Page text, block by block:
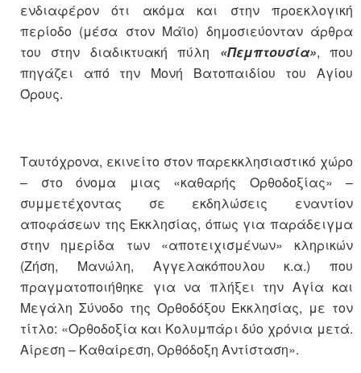
ενδιαφέρον ότι ακόμα και στην προεκλογική
περίοδο (μέσα στον Μάϊο) δημοσιεύονταν άρθρα
του στην διαδικτυακή πύλη «Πεμπτουσία», που
πηγάζει από την Μονή Βατοπαιδίου του Αγίου
Όρους.
Ταυτόχρονα, εκινείτο στον παρεκκλησιαστικό χώρο
– στο όνομα μιας «καθαρής Ορθοδοξίας» –
συμμετέχοντας σε εκδηλώσεις εναντίον
αποφάσεων της Εκκλησίας, όπως για παράδειγμα
στην ημερίδα των «αποτειχισμένων» κληρικών
(Ζήση, Μανώλη, Αγγελακόπουλου κ.α.) που
πραγματοποιήθηκε για να πλήξει την Αγία και
Μεγάλη Σύνοδο της Ορθοδόξου Εκκλησίας, με τον
τίτλο: «Ορθοδοξία και Κολυμπάρι δύο χρόνια μετά.
Αίρεση – Καθαίρεση, Ορθόδοξη Αντίσταση».